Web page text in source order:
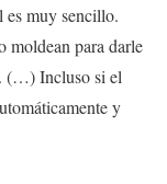
es muy sencillo.
moldean para darle
(…) Incluso si el
y